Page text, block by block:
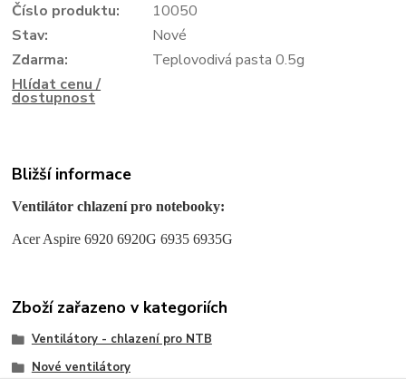
Číslo produktu:
10050
Stav:
Nové
Zdarma:
Teplovodivá pasta 0.5g
Hlídat cenu /
dostupnost
Bližší informace
Ventilátor chlazení pro notebooky:
Acer Aspire 6920 6920G 6935 6935G
Zboží zařazeno v kategoriích
Ventilátory - chlazení pro NTB
Nové ventilátory